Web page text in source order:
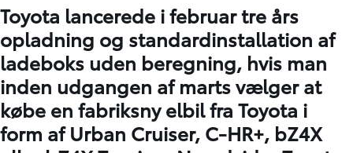
Toyota lancerede i februar tre års
opladning og standardinstallation af
ladeboks uden beregning, hvis man
inden udgangen af marts vælger at
købe en fabriksny elbil fra Toyota i
form af Urban Cruiser, C-HR+, bZ4X